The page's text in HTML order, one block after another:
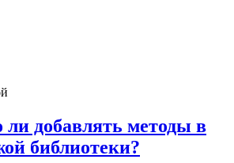
добавлять методы в
библиотеки?